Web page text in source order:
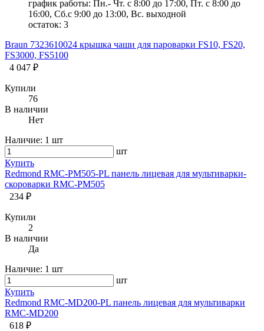
график работы: Пн.- Чт. с 8:00 до 17:00, Пт. с 8:00 до
16:00, Сб.с 9:00 до 13:00, Вс. выходной
остаток: 3
Braun 7323610024 крышка чаши для пароварки FS10, FS20,
FS3000, FS5100
4 047 ₽
Купили
76
В наличии
Нет
Наличие: 1 шт
шт
Купить
Redmond RMC-PM505-PL панель лицевая для мультиварки-
скороварки RMC-PM505
234 ₽
Купили
2
В наличии
Да
Наличие: 1 шт
шт
Купить
Redmond RMC-MD200-PL панель лицевая для мультиварки
RMC-MD200
618 ₽